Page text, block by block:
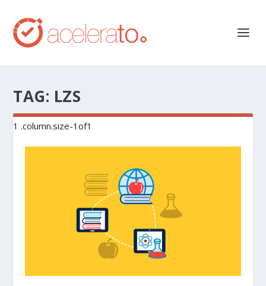
TAG: LZS